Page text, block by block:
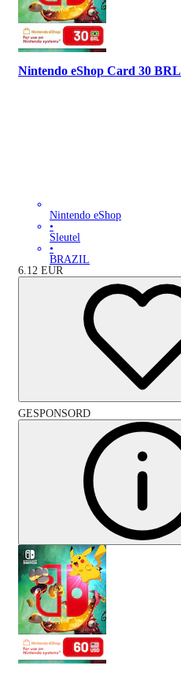
Nintendo eShop Card 30 BRL
Nintendo eShop
•
Sleutel
•
BRAZIL
6.12 EUR
GESPONSORD